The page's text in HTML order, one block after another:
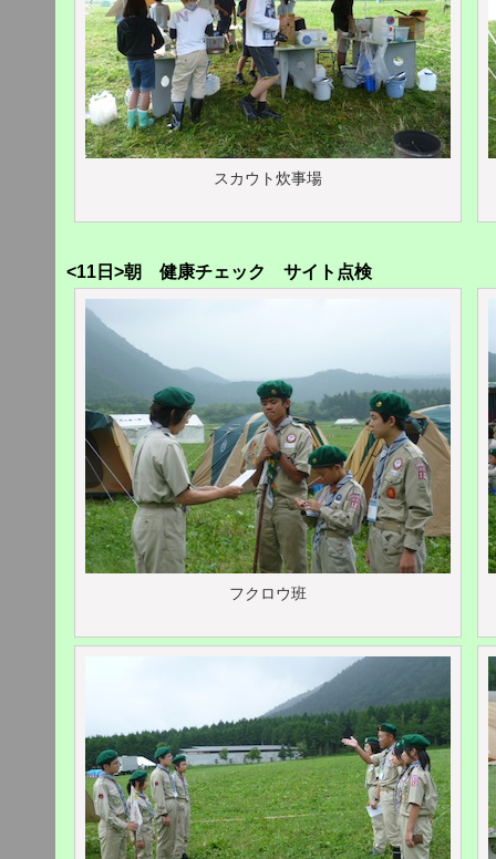
スカウト炊事場
<11日>朝 健康チェック サイト点検
フクロウ班